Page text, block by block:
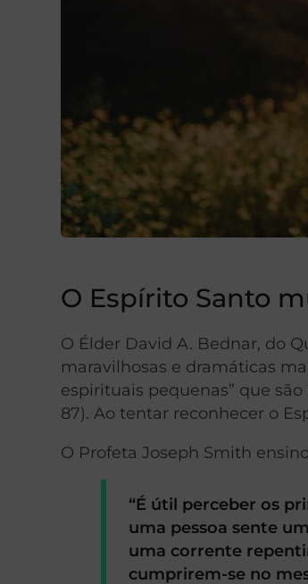
O Espírito Santo
O Élder David A. Bednar, do
maravilhosas e dramáticas
espirituais pequenas” que são
87). Ao tentar reconhecer o
O Profeta Joseph Smith
“É útil perceber os
uma pessoa sente
uma corrente
cumprirem-se no